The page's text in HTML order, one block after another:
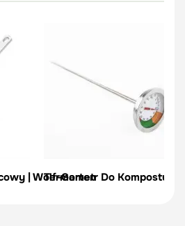
| Wolf-Garten
Termometr Do Kompostu |